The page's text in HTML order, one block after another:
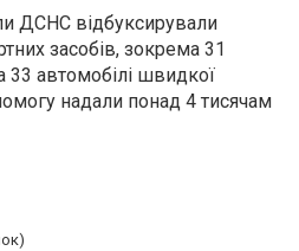
ДСНС відбуксирували
засобів, зокрема 31
33 автомобілі швидкої
надали понад 4 тисячам